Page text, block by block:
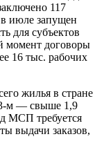
117
в июле запущен
для субъектов
момент договоры
16 тыс. рабочих
жилья в стране
м — свыше 1,9
МСП требуется
выдачи заказов,